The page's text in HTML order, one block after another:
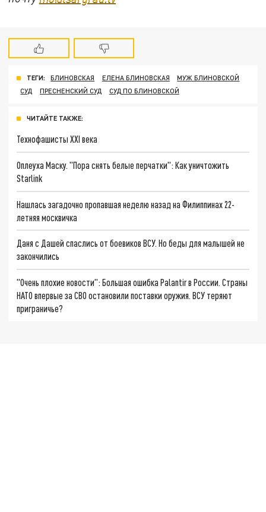
ТЕГИ: БЛИНОВСКАЯ ЕЛЕНА БЛИНОВСКАЯ
МУЖ БЛИНОВСКОЙ
СУД
ПРЕСНЕНСКИЙ СУД СУД ПО БЛИНОВСКОЙ
ЧИТАЙТЕ ТАКЖЕ:
Технофашисты XXI века
Оплеуха Маску. "Пора снять белые перчатки": Как уничтожить
Starlink
Нашлась загадочно пропавшая неделю назад на Филиппинах 22-
летняя москвичка
Даня с Дашей спаслись от боевиков ВСУ. Но беды для малышей не
закончились
"Очень плохие новости": Большая ошибка Palantir в России. Страны
НАТО впервые за СВО остановили поставки оружия. ВСУ теряют
приграничье?